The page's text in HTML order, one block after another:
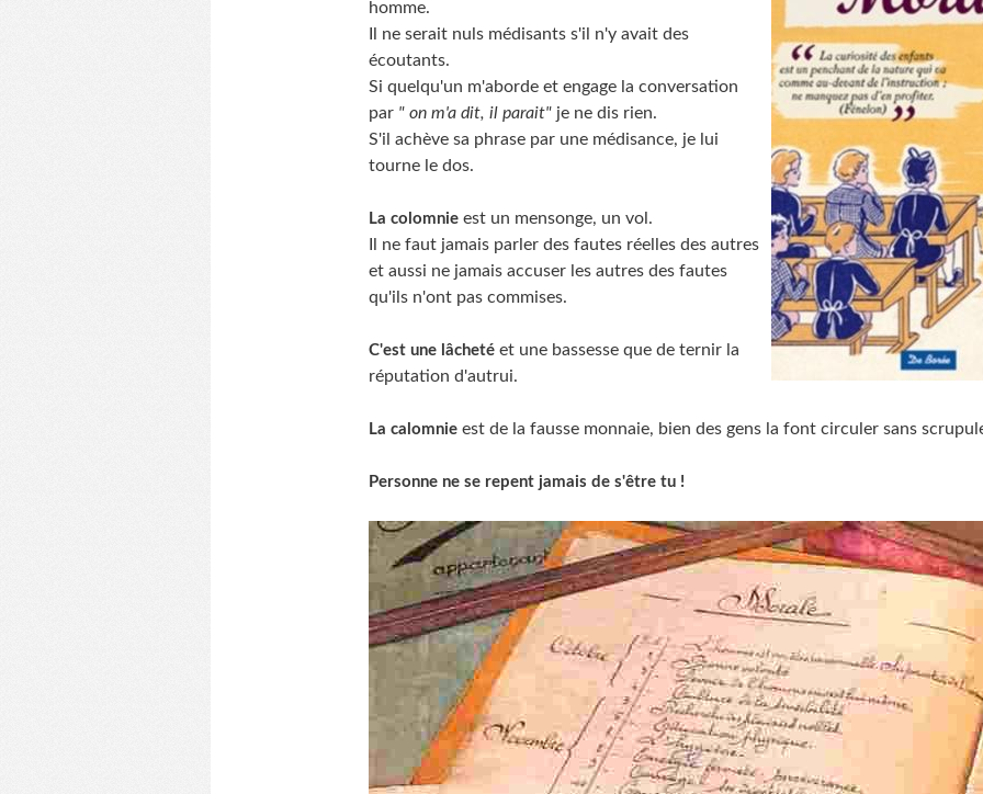
homme.
Il ne serait nuls médisants s'il n'y avait des
écoutants.
Si quelqu'un m'aborde et engage la conversation
par " on m'a dit, il parait" je ne dis rien.
S'il achève sa phrase par une médisance, je lui
tourne le dos.
La colomnie est un mensonge, un vol.
Il ne faut jamais parler des fautes réelles des autres
et aussi ne jamais accuser les autres des fautes
qu'ils n'ont pas commises.
C'est une lâcheté et une bassesse que de ternir la
réputation d'autrui.
La calomnie est de la fausse monnaie, bien des gens la font circuler sans
Personne ne se repent jamais de s'être tu !